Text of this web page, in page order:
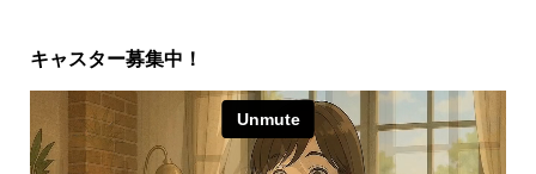
キャスター募集中！